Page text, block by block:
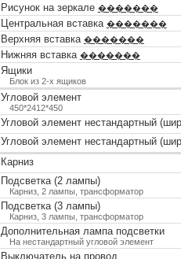
Рисунок на зеркале �������
Центральная вставка �������
Верхняя вставка �������
Нижняя вставка �������
Ящики
Блок из 2-х ящиков
Угловой элемент
450*2412*450
Угловой элемент нестандартный
Угловой элемент нестандартный
Карниз
Подсветка (2 лампы)
Карниз, 2 лампы, трансформатор
Подсветка (3 лампы)
Карниз, 3 лампы, трансформатор
Дополнительная лампа подсветки
На нестандартный угловой элемент
Выключатель на провод